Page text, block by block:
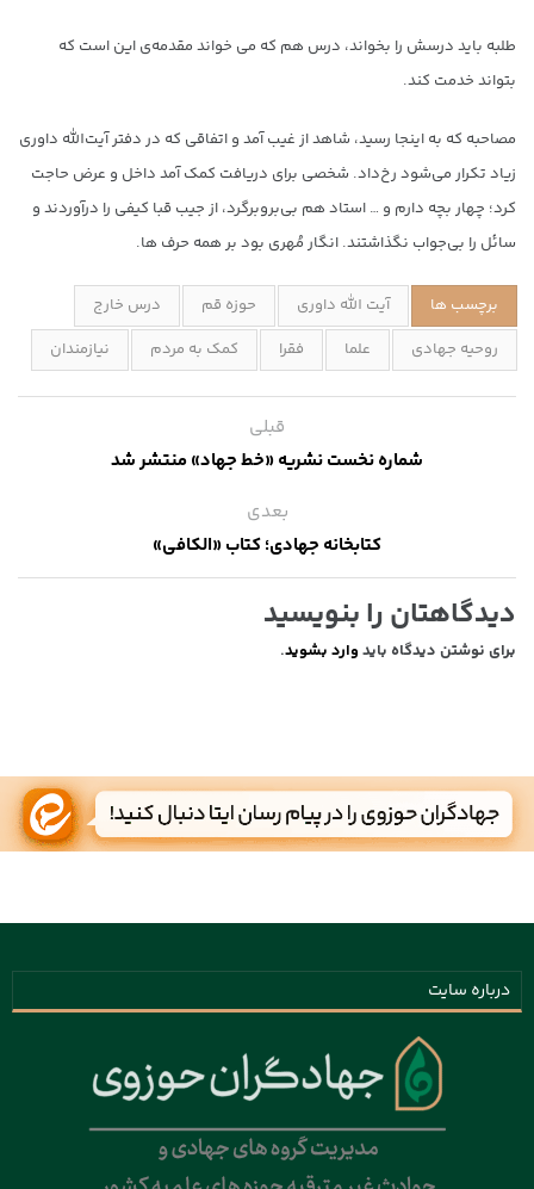
طلبه باید درسش را بخواند، درس هم که می خواند مقدمه‌ی این است که
بتواند خدمت کند.
مصاحبه که به اینجا رسید، شاهد از غیب آمد و اتفاقی که در دفتر آیت‌الله داوری
زیاد تکرار می‌شود رخ‌داد. شخصی برای دریافت کمک آمد داخل و عرض حاجت
کرد؛ چهار بچه دارم و … استاد هم بی‌بروبرگرد، از جیب قبا کیفی را درآوردند و
سائل را بی‌جواب نگذاشتند. انگار مُهری بود بر همه حرف ها.
برچسب ها آیت الله داوری حوزه قم
درس خارج
روحیه جهادی
علما فقرا کمک به مردم نیازمندان
قبلی
شماره نخست نشریه «خط جهاد» منتشر شد
بعدی
کتابخانه جهادی؛ کتاب «الکافی»
دیدگاهتان را بنویسید
برای نوشتن دیدگاه باید وارد بشوید.
درباره سایت